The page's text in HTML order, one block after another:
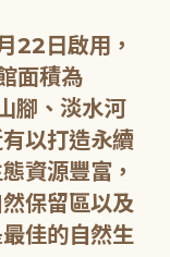
22日啟用，
面積為
腳、淡水河
以打造永續
資源豐富，
保留區以及
佳的自然生